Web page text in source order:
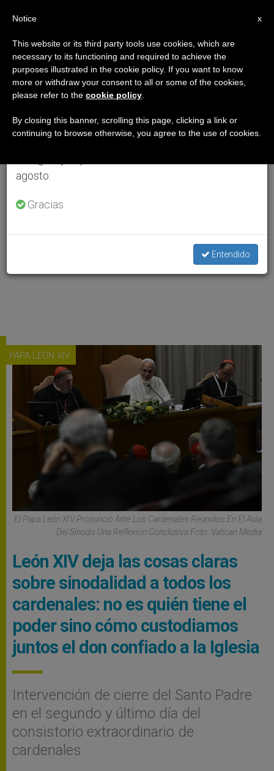
PAPA LEÓN XIV
El Papa León XIV Pronunció Ante Los Cardenales Reunidos En El Aula
Del Sínodo Una Reflexión Conclusiva Foto: Vatican Media
León XIV deja las cosas claras
sobre sinodalidad a todos los
cardenales: no es quién tiene el
poder sino cómo custodiamos
juntos el don confiado a la Iglesia
Intervención de cierre del Santo Padre
en el segundo y último día del
consistorio extraordinario de
cardenales
×
Aviso importante
Del 27 de julio al 7 de agosto haremos la pausa
anual, aprovechando que en el periodo de verano
se generan menos informaciones y también el
agosto.
Gracias.
Entendido
x
Notice
This website or its third party tools use cookies, which are
necessary to its functioning and required to achieve the
purposes illustrated in the cookie policy. If you want to know
more or withdraw your consent to all or some of the cookies,
please refer to the cookie policy
By closing this banner, scrolling this page, clicking a link or
continuing to browse otherwise, you agree to the use of cookies.